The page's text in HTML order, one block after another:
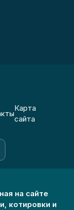
Карта
сайта
на сайте
котировки и